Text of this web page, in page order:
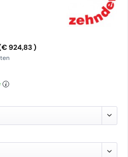
924,83 )